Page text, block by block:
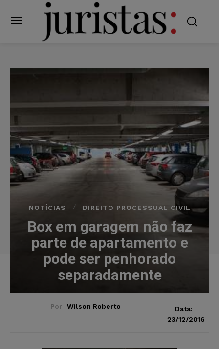
NOTÍCIAS DIREITO PROCESSUAL CIVIL
Box em garagem não faz
parte de apartamento e
pode ser penhorado
separadamente
Por Wilson Roberto
Data:
23/12/2016